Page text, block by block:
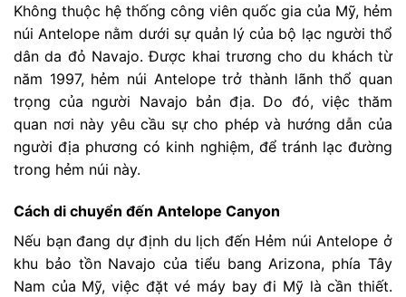
Không thuộc hệ thống công viên quốc gia của Mỹ, hẻm
núi Antelope nằm dưới sự quản lý của bộ lạc người thổ
dân da đỏ Navajo. Được khai trương cho du khách từ
năm 1997, hẻm núi Antelope trở thành lãnh thổ quan
trọng của người Navajo bản địa. Do đó, việc thăm
quan nơi này yêu cầu sự cho phép và hướng dẫn của
người địa phương có kinh nghiệm, để tránh lạc đường
trong hẻm núi này.
Cách di chuyển đến Antelope Canyon
Nếu bạn đang dự định du lịch đến Hẻm núi Antelope ở
khu bảo tồn Navajo của tiểu bang Arizona, phía Tây
Nam của Mỹ, việc đặt vé máy bay đi Mỹ là cần thiết.